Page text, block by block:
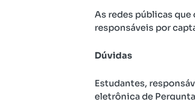
As redes públicas
responsáveis por
Dúvidas
Estudantes,
eletrônica de